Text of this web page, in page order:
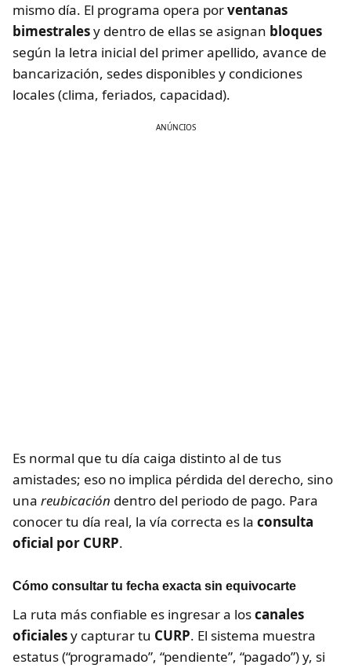
mismo día. El programa opera porventanas
bimestralesy dentro de ellas se asignan bloques
según la letra inicial del primer apellido, avance de
bancarización, sedes disponibles y condiciones
locales (clima, feriados, capacidad).
ANÚNCIOS
Es normal que tu día caiga distinto al de tus
amistades; eso no implica pérdida del derecho, sino
una reubicación dentro del periodo de pago. Para
conocer tu día real, la vía correcta es la consulta
oficial por CURP.
Cómo consultar tu fecha exacta sin equivocarte
La ruta más confiable es ingresar a loscanales
oficialesy capturar tu CURP. El sistema muestra
estatus (“programado”, “pendiente”, “pagado”) y, si